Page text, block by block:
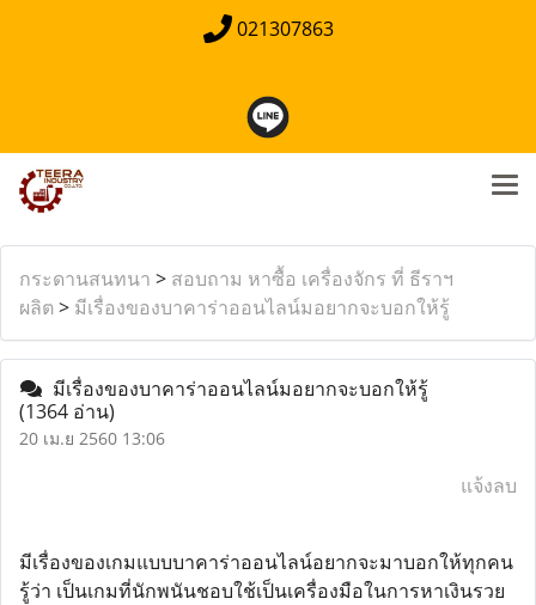
021307863
กระดานสนทนา > สอบถาม หาซื้อ เครื่องจักร ที่ ธีราฯ
ผลิต > มีเรื่องของบาคาร่าออนไลน์มอยากจะบอกให้รู้
มีเรื่องของบาคาร่าออนไลน์มอยากจะบอกให้รู้
(1364 อ่าน)
20 เม.ย 2560 13:06
แจ้งลบ
มีเรื่องของเกมแบบบาคาร่าออนไลน์อยากจะมาบอกให้ทุกคน
รู้ว่า เป็นเกมที่นักพนันชอบใช้เป็นเครื่องมือในการหาเงินรวย